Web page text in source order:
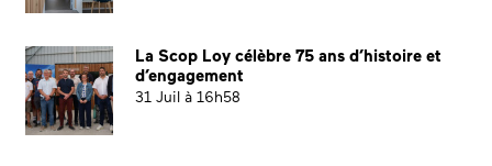
La Scop Loy célèbre 75 ans d’histoire et
d’engagement
31 Juil à 16h58